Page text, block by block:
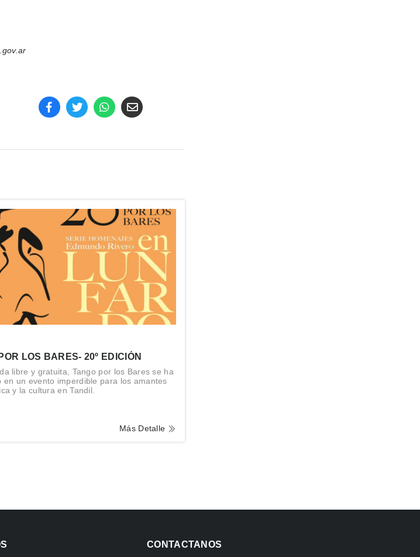
LOS BARES- 20º EDICIÓN
libre y gratuita, Tango por los Bares se ha
en un evento imperdible para los amantes
y la cultura en Tandil.
Más Detalle
CONTACTANOS